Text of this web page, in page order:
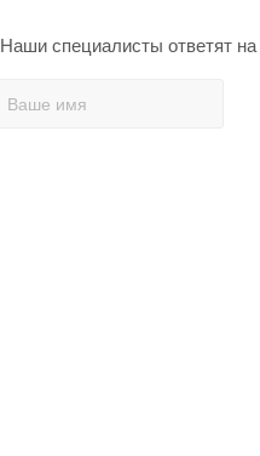
Наши специалисты ответят